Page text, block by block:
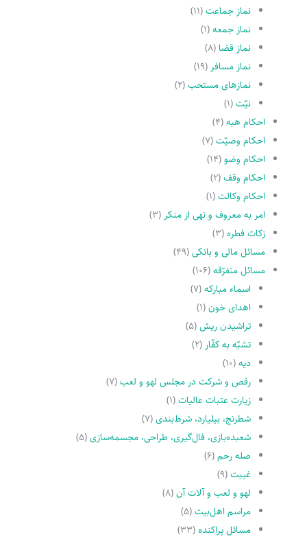
نماز جماعت(۱۱)
نماز جمعه(۱)
نماز قضا(۸)
نماز مسافر (۱۹)
نمازهاى مستحب(۲)
نیّت(۱)
احکام هبه(۴)
احکام وصیّت(۷)
احکام وضو(۱۴)
احکام وقف(۲)
احکام وکالت(۱)
امر به معروف و نهى از منکر (۳)
زکات فطره(۳)
مسائل مالی و بانکی(۴۹)
مسائل متفرّقه(۱۰۶)
اسماء مبارکه(۷)
اهدای خون(۱)
تراشیدن ریش(۵)
تشبّه به کفّار (۲)
دیه(۱۰)
رقص و شرکت در مجلس لهو و لعب(۷)
زیارت عتبات عالیات(۱)
شطرنج، بیلیارد، شرط‌بندی(۷)
شعبده‌بازی، فال‌گیری، طراحی، مجسمه‌سازی(۵)
صله رحم(۶)
غیبت(۹)
لهو و لعب و آلات آن(۸)
مراسم اهل‌بیت(۵)
مسائل پراکنده(۳۳)